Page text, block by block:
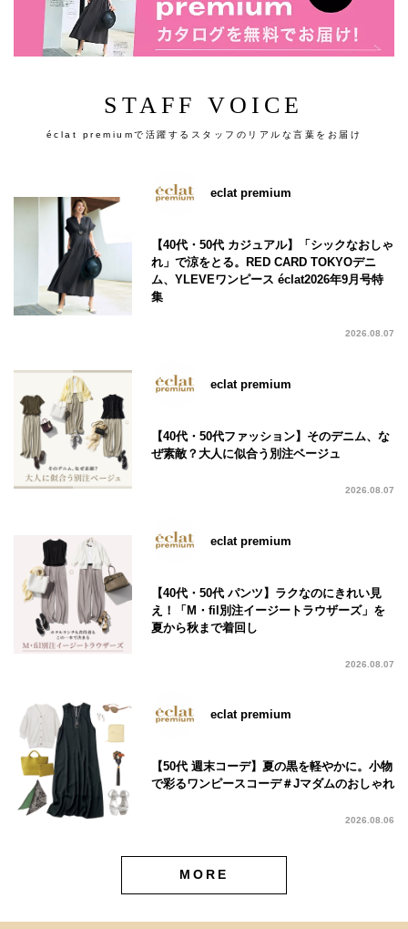
STAFF VOICE
éclat premiumで活躍するスタッフのリアルな言葉をお届け
eclat premium
【40代・50代 カジュアル】「シックなおしゃ
れ」で涼をとる。RED CARD TOKYOデニ
ム、YLEVEワンピース éclat2026年9月号特
集
2026.08.07
eclat premium
【40代・50代ファッション】そのデニム、な
ぜ素敵？大人に似合う別注ベージュ
2026.08.07
eclat premium
【40代・50代 パンツ】ラクなのにきれい見
え！「M・fil別注イージートラウザーズ」を
夏から秋まで着回し
2026.08.07
eclat premium
【50代 週末コーデ】夏の黒を軽やかに。小物
で彩るワンピースコーデ＃Jマダムのおしゃれ
2026.08.06
MORE